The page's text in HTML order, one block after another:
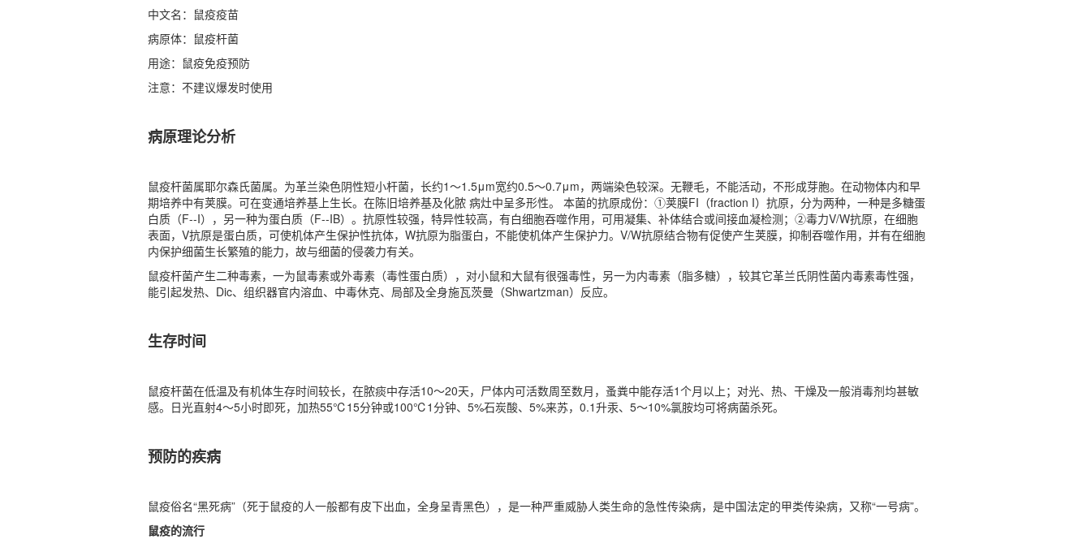
中文名：鼠疫疫苗
病原体：鼠疫杆菌
用途：鼠疫免疫预防
注意：不建议爆发时使用
病原理论分析
鼠疫杆菌属耶尔森氏菌属。为革兰染色阴性短小杆菌，长约1～1.5μm宽约0.5～0.7μm，两端染色较深。无鞭毛，不能活动，不形成芽胞。在动物体内和早
期培养中有荚膜。可在变通培养基上生长。在陈旧培养基及化脓 病灶中呈多形性。 本菌的抗原成份：①荚膜FI（fraction I）抗原，分为两种，一种是多糖蛋
白质（F--I），另一种为蛋白质（F--IB）。抗原性较强，特异性较高，有白细胞吞噬作用，可用凝集、补体结合或间接血凝检测；②毒力V/W抗原，在细胞
表面，V抗原是蛋白质，可使机体产生保护性抗体，W抗原为脂蛋白，不能使机体产生保护力。V/W抗原结合物有促使产生荚膜，抑制吞噬作用，并有在细胞
内保护细菌生长繁殖的能力，故与细菌的侵袭力有关。
鼠疫杆菌产生二种毒素，一为鼠毒素或外毒素（毒性蛋白质），对小鼠和大鼠有很强毒性，另一为内毒素（脂多糖），较其它革兰氏阴性菌内毒素毒性强，
能引起发热、Dic、组织器官内溶血、中毒休克、局部及全身施瓦茨曼（Shwartzman）反应。
生存时间
鼠疫杆菌在低温及有机体生存时间较长，在脓痰中存活10～20天，尸体内可活数周至数月，蚤粪中能存活1个月以上；对光、热、干燥及一般消毒剂均甚敏
感。日光直射4～5小时即死，加热55℃15分钟或100℃1分钟、5%石炭酸、5%来苏，0.1升汞、5～10%氯胺均可将病菌杀死。
预防的疾病
鼠疫俗名“黑死病”（死于鼠疫的人一般都有皮下出血，全身呈青黑色），是一种严重威胁人类生命的急性传染病，是中国法定的甲类传染病，又称“一号病”。
鼠疫的流行